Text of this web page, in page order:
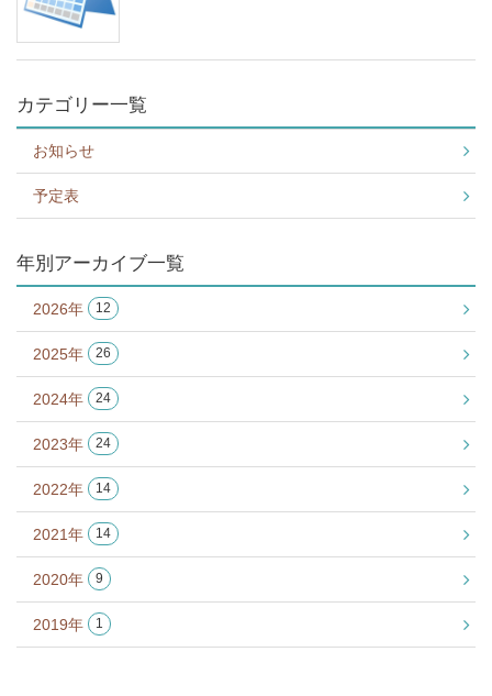
カテゴリー一覧
お知らせ
予定表
年別アーカイブ一覧
2026年 12
2025年 26
2024年 24
2023年 24
2022年 14
2021年 14
2020年 9
2019年 1